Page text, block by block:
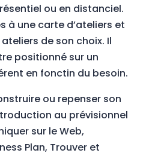
ou en distanciel.
à une carte d’ateliers et
de son choix. Il
positionné sur un
en fonctin du besoin.
ou repenser son
au prévisionnel
sur le Web,
Plan, Trouver et